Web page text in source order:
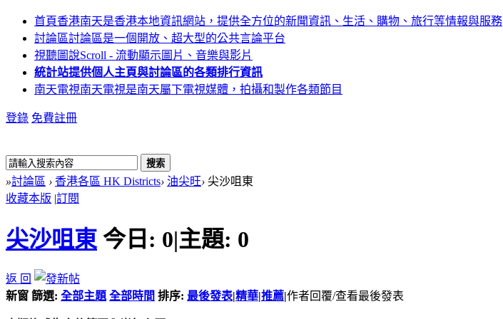
首頁香港南天是香港本地資訊網站，提供全方位的新聞資訊、生活、購物、旅行等情報與服務
討論區討論區是一個開放、超大型的公共言論平台
視聽圖說Scroll - 流動顯示圖片、音樂與影片
統計站提供個人主頁與討論區的各類排行資訊
南天電視南天電視是南天屬下電視媒體，拍攝和製作各類節目
登錄 免費註冊
搜索
»討論區 › 香港各區 HK Districts› 油尖旺› 尖沙咀東
收藏本版 |訂閱
尖沙咀東 今日: 0|主題: 0
返 回
新窗 篩選: 全部主題 全部時間 排序: 最後發表|精華|推薦|作者回覆/查看最後發表